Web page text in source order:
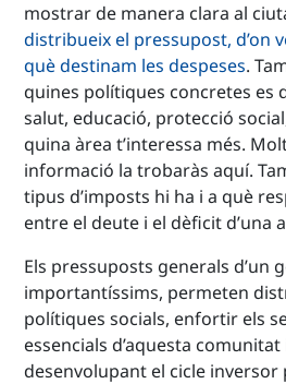
mostrar de manera clara al
distribueix el pressupost, d’on
què destinam les despeses.
quines polítiques concretes es
salut, educació, protecció
quina àrea t’interessa més.
informació la trobaràs aquí.
tipus d’imposts hi ha i a què
entre el deute i el dèficit d’una
Els pressuposts generals d’un
importantíssims, permeten
polítiques socials, enfortir els
essencials d’aquesta
desenvolupant el cicle inversor